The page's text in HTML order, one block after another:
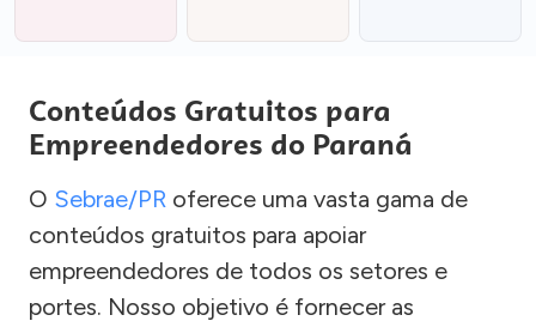
Conteúdos Gratuitos para
Empreendedores do Paraná
O Sebrae/PR oferece uma vasta gama de
conteúdos gratuitos para apoiar
empreendedores de todos os setores e
portes. Nosso objetivo é fornecer as